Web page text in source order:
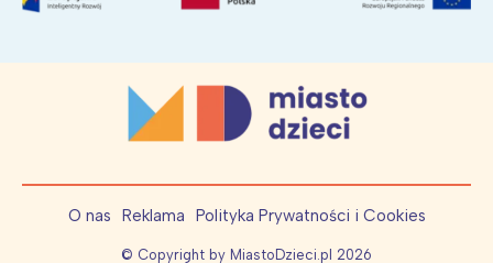
O nas Reklama Polityka Prywatności i Cookies
© Copyright by MiastoDzieci.pl 2026